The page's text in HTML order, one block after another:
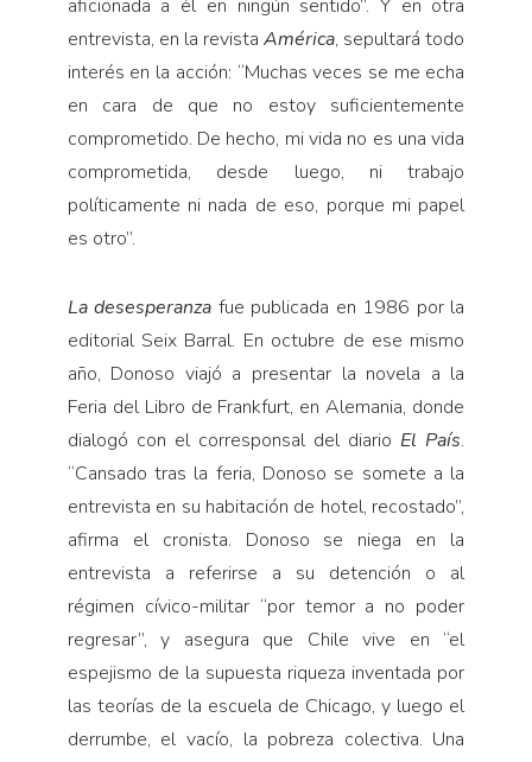
aficionada a él en ningún sentido”. Y en otra
entrevista, en la revistaAmérica, sepultará todo
interés en la acción: “Muchas veces se me echa
en cara de que no estoy suficientemente
comprometido. De hecho, mi vida no es una vida
comprometida, desde luego, ni trabajo
políticamente ni nada de eso, porque mi papel
es otro”.
La desesperanza fue publicada en 1986 por la
editorial Seix Barral. En octubre de ese mismo
año, Donoso viajó a presentar la novela a la
Feria del Libro de Frankfurt, en Alemania, donde
dialogó con el corresponsal del diario El País.
“Cansado tras la feria, Donoso se somete a la
entrevista en su habitación de hotel, recostado”,
afirma el cronista. Donoso se niega en la
entrevista a referirse a su detención o al
régimen cívico-militar “por temor a no poder
regresar”, y asegura que Chile vive en “el
espejismo de la supuesta riqueza inventada por
las teorías de la escuela de Chicago, y luego el
derrumbe, el vacío, la pobreza colectiva. Una